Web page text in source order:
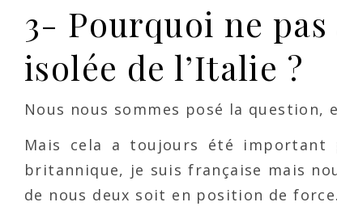
3- Pourquoi ne
isolée de l’Italie ?
Nous nous sommes posé la question,
Mais cela a toujours été
britannique, je suis française mais
de nous deux soit en position de force.